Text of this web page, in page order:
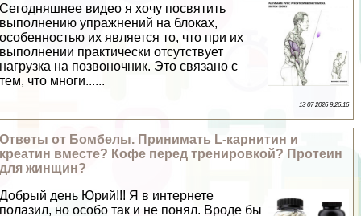
Сегодняшнее видео я хочу посвятить
выполнению упражнений на блоках,
особенностью их является то, что при их
выполнении пpaктически отсутствует
нагрузка на позвоночник. Это связано с
тем, что многи......
13 07 2026 9:26:16
Ответы от Бомбелы. Принимать L-карнитин и
креатин вместе? Кофе перед тренировкой? Протеин
для жинщин?
Добрый день Юрий!!! Я в интернете
полазил, но особо так и не понял. Вроде бы